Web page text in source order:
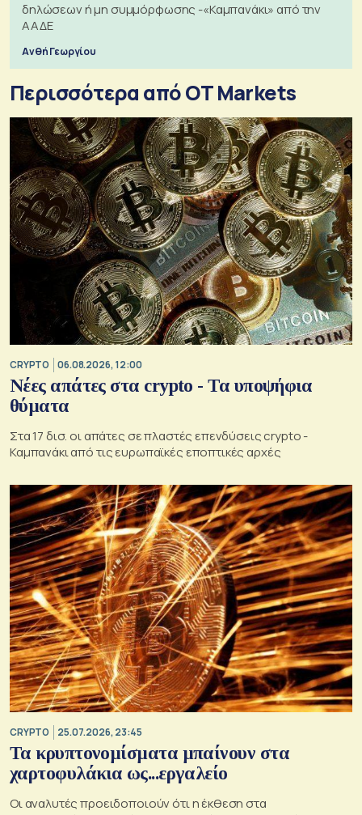
δηλώσεων ή μη συμμόρφωσης -«Καμπανάκι» από την
ΑΑΔΕ
Ανθή Γεωργίου
Περισσότερα από OT Markets
CRYPTO 06.08.2026, 12:00
Νέες απάτες στα crypto - Τα υποψήφια
θύματα
Στα 17 δισ. οι απάτες σε πλαστές επενδύσεις crypto -
Καμπανάκι από τις ευρωπαϊκές εποπτικές αρχές
CRYPTO 25.07.2026, 23:45
Τα κρυπτονομίσματα μπαίνουν στα
χαρτοφυλάκια ως...εργαλείο
Οι αναλυτές προειδοποιούν ότι η έκθεση στα